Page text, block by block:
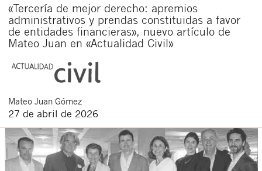
«Tercería de mejor derecho: apremios
administrativos y prendas constituidas a favor
de entidades financieras», nuevo artículo de
Mateo Juan en «Actualidad Civil»
Mateo Juan Gómez
27 de abril de 2026